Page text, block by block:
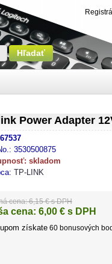
Power Adapter
67537
3530500875
skladom
TP-LINK
cena: 6,15 € s DPH
cena: 6,00 € s DPH
získate 60 bonusových